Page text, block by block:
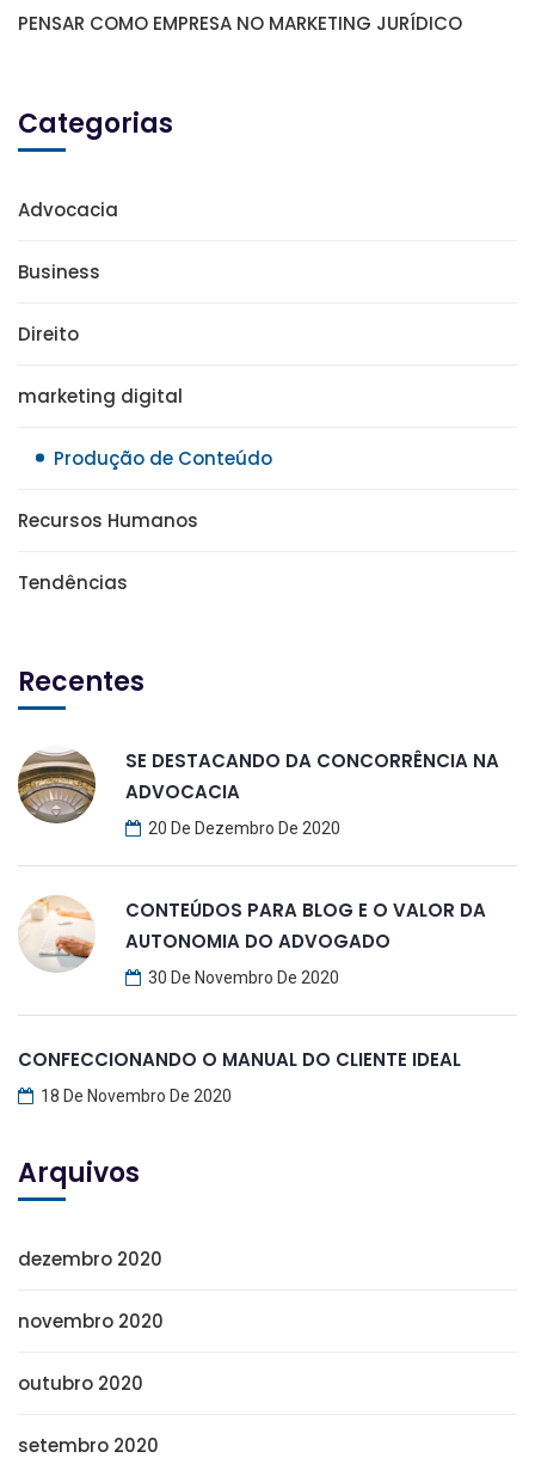
PENSAR COMO EMPRESA NO MARKETING JURÍDICO
Categorias
Advocacia
Business
Direito
marketing digital
Produção de Conteúdo
Recursos Humanos
Tendências
Recentes
SE DESTACANDO DA CONCORRÊNCIA NA
ADVOCACIA
20 De Dezembro De 2020
CONTEÚDOS PARA BLOG E O VALOR DA
AUTONOMIA DO ADVOGADO
30 De Novembro De 2020
CONFECCIONANDO O MANUAL DO CLIENTE IDEAL
18 De Novembro De 2020
Arquivos
dezembro 2020
novembro 2020
outubro 2020
setembro 2020